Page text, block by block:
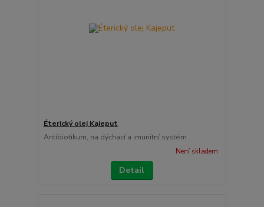
Éterický olej Kajeput
Antibiotikum, na dýchací a imunitní systém
Není skladem
Detail